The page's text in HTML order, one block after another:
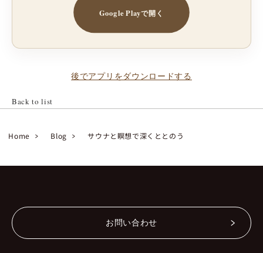
Google Playで開く
後でアプリをダウンロードする
Back to list
Home Blog サウナと瞑想で深くととのう
お問い合わせ